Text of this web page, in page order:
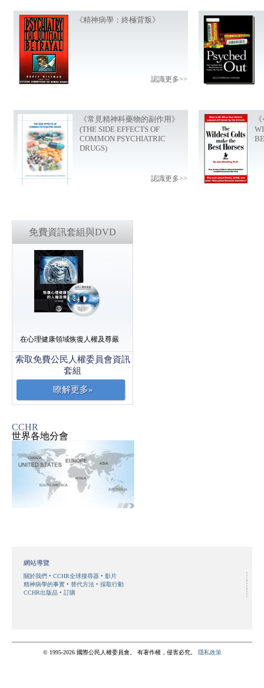
免費資訊套組與DVD
在心理健康領域恢復人權及尊嚴
索取免費公民人權委員會資訊
套組
瞭解更多»
CCHR
世界各地分會
《精神病學：終極背叛》
認識更多>>
《常見精神科藥物的副作用》
(THE SIDE EFFECTS OF
COMMON PSYCHIATRIC
DRUGS)
認識更多>>
網站導覽
關於我們 CCHR全球搜尋器
影片
精神病學的事實
替代方法
採取行動
CCHR出版品
訂購
© 1995-2026 國際公民人權委員會。 有著作權，侵害必究。 隱私政策